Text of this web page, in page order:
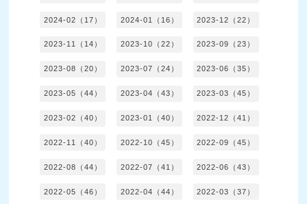
2024-02（17） 2024-01（16） 2023-12（22）
2023-11（14） 2023-10（22） 2023-09（23）
2023-08（20） 2023-07（24） 2023-06（35）
2023-05（44） 2023-04（43） 2023-03（45）
2023-02（40） 2023-01（40） 2022-12（41）
2022-11（40） 2022-10（45） 2022-09（45）
2022-08（44） 2022-07（41） 2022-06（43）
2022-05（46） 2022-04（44） 2022-03（37）